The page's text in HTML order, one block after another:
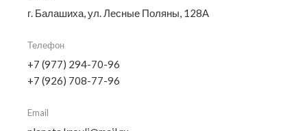
г. Балашиха, ул. Лесные Поляны, 128А
Телефон
+7 (977) 294-70-96
+7 (926) 708-77-96
Email